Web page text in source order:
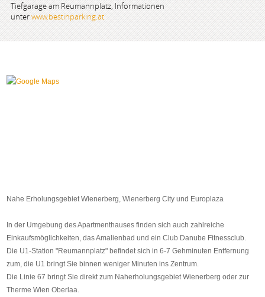
Tiefgarage am Reumannplatz, Informationen
unterwww.bestinparking.at
Nahe Erholungsgebiet Wienerberg, Wienerberg City und Europlaza
In der Umgebung des Apartmenthauses finden sich auch zahlreiche
Einkaufsmöglichkeiten, das Amalienbad und ein Club Danube Fitnessclub.
Die U1-Station "Reumannplatz" befindet sich in 6-7 Gehminuten Entfernung
zum, die U1 bringt Sie binnen weniger Minuten ins Zentrum.
Die Linie 67 bringt Sie direkt zum Naherholungsgebiet Wienerberg oder zur
Therme Wien Oberlaa.